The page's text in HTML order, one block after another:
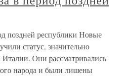
поздней республики Новые
статус, значительно
Италии. Они рассматривались
народа и были лишены